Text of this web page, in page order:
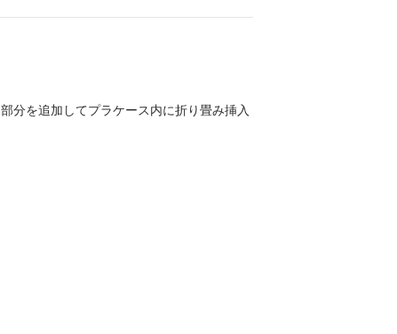
分を追加してプラケース内に折り畳み挿入